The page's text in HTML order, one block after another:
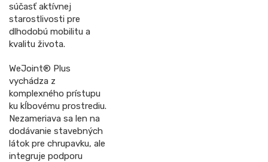
súčasť aktívnej
starostlivosti pre
dlhodobú mobilitu a
kvalitu života.
WeJoint® Plus
vychádza z
komplexného prístupu
ku kĺbovému prostrediu.
Nezameriava sa len na
dodávanie stavebných
látok pre chrupavku, ale
integruje podporu